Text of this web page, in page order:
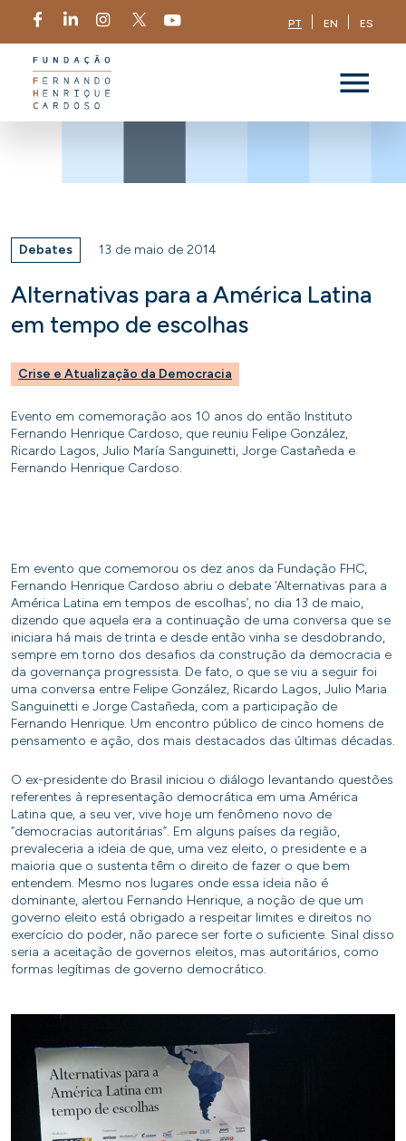
PT EN ES
Debates 13 de maio de 2014
Alternativas para a América Latina
em tempo de escolhas
Crise e Atualização da Democracia
Evento em comemoração aos 10 anos do então Instituto
Fernando Henrique Cardoso, que reuniu Felipe González,
Ricardo Lagos, Julio María Sanguinetti, Jorge Castañeda e
Fernando Henrique Cardoso.
Em evento que comemorou os dez anos da Fundação FHC,
Fernando Henrique Cardoso abriu o debate ‘Alternativas para a
América Latina em tempos de escolhas’, no dia 13 de maio,
dizendo que aquela era a continuação de uma conversa que se
iniciara há mais de trinta e desde então vinha se desdobrando,
sempre em torno dos desafios da construção da democracia e
da governança progressista. De fato, o que se viu a seguir foi
uma conversa entre Felipe González, Ricardo Lagos, Julio Maria
Sanguinetti e Jorge Castañeda, com a participação de
Fernando Henrique. Um encontro público de cinco homens de
pensamento e ação, dos mais destacados das últimas décadas.
O ex-presidente do Brasil iniciou o diálogo levantando questões
referentes à representação democrática em uma América
Latina que, a seu ver, vive hoje um fenômeno novo de
“democracias autoritárias”. Em alguns países da região,
prevaleceria a ideia de que, uma vez eleito, o presidente e a
maioria que o sustenta têm o direito de fazer o que bem
entendem. Mesmo nos lugares onde essa ideia não é
dominante, alertou Fernando Henrique, a noção de que um
governo eleito está obrigado a respeitar limites e direitos no
exercício do poder, não parece ser forte o suficiente. Sinal disso
seria a aceitação de governos eleitos, mas autoritários, como
formas legítimas de governo democrático.